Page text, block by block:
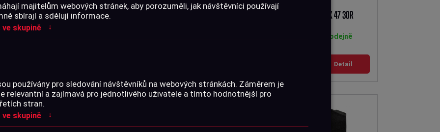
majitelům webových stránek, aby porozuměli, jak návštěvníci používají
sbírají a sdělují informace.
skupině ↓
používány pro sledování návštěvníků na webových stránkách. Záměrem je
relevantní a zajímavá pro jednotlivého uživatele a tímto hodnotnější pro
stran.
skupině ↓
VLAJEČKA / VÝSTRAŽNÍK
FAB DEFENSE ULTIMAG AK 47 30R
Skladem na prodejně
Detail